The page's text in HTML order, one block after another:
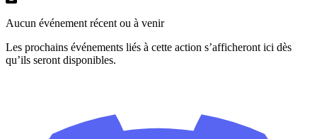
Aucun événement récent ou à venir
Les prochains événements liés à cette action s’afficheront ici dès
qu’ils seront disponibles.